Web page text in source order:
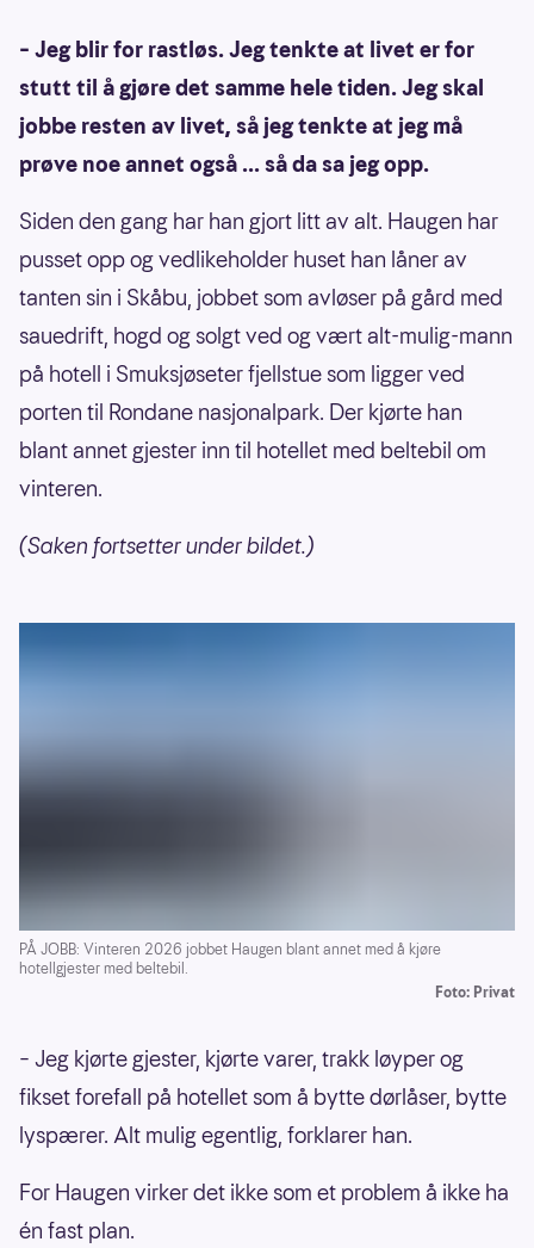
– Jeg blir for rastløs. Jeg tenkte at livet er for
stutt til å gjøre det samme hele tiden. Jeg skal
jobbe resten av livet, så jeg tenkte at jeg må
prøve noe annet også ... så da sa jeg opp.
Siden den gang har han gjort litt av alt. Haugen har
pusset opp og vedlikeholder huset han låner av
tanten sin i Skåbu, jobbet som avløser på gård med
sauedrift, hogd og solgt ved og vært alt-mulig-mann
på hotell i Smuksjøseter fjellstue som ligger ved
porten til Rondane nasjonalpark. Der kjørte han
blant annet gjester inn til hotellet med beltebil om
vinteren.
(Saken fortsetter under bildet.)
PÅ JOBB: Vinteren 2026 jobbet Haugen blant annet med å kjøre
hotellgjester med beltebil.
Foto: Privat
– Jeg kjørte gjester, kjørte varer, trakk løyper og
fikset forefall på hotellet som å bytte dørlåser, bytte
lyspærer. Alt mulig egentlig, forklarer han.
For Haugen virker det ikke som et problem å ikke ha
én fast plan.